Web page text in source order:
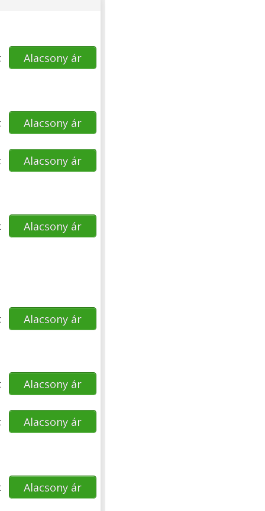
Alacsony ár
Alacsony ár
Alacsony ár
Alacsony ár
Alacsony ár
Alacsony ár
Alacsony ár
Alacsony ár